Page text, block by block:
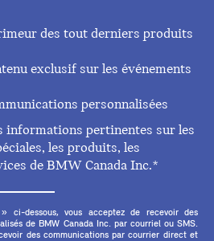
des tout derniers produits
exclusif sur les événements
personnalisées
informations pertinentes sur les
les produits, les
de BMW Canada Inc.*
ci-dessous, vous acceptez de recevoir des
de BMW Canada Inc. par courriel ou SMS.
des communications par courrier direct et